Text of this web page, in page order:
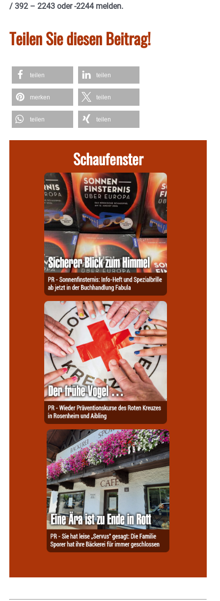
/ 392 – 2243 oder -2244 melden.
Teilen Sie diesen Beitrag!
teilen teilen
merken teilen
teilen teilen
Schaufenster